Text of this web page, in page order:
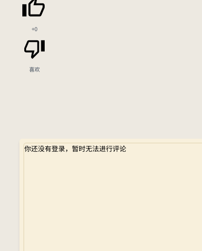
+0
喜欢
你还没有登录，暂时无法进行评论